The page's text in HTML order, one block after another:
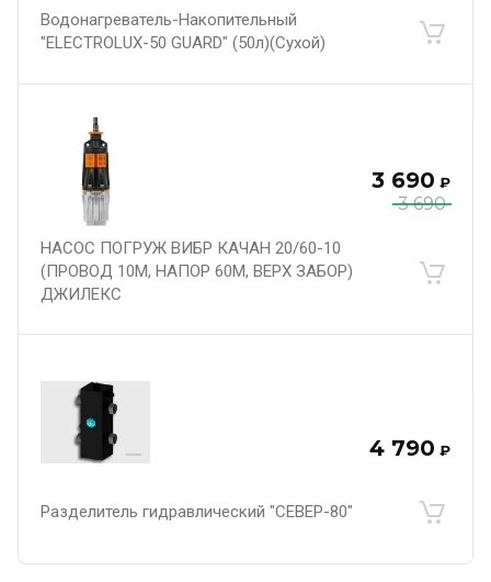
Водонагреватель-Накопительный
"ELECTROLUX-50 GUARD" (50л)(Сухой)
3 690
3 690 ₽
НАСОС ПОГРУЖ ВИБР КАЧАН 20/60-10
(ПРОВОД 10М, НАПОР 60М, ВЕРХ ЗАБОР)
ДЖИЛЕКС
4 790 ₽
Разделитель гидравлический "СЕВЕР-80"